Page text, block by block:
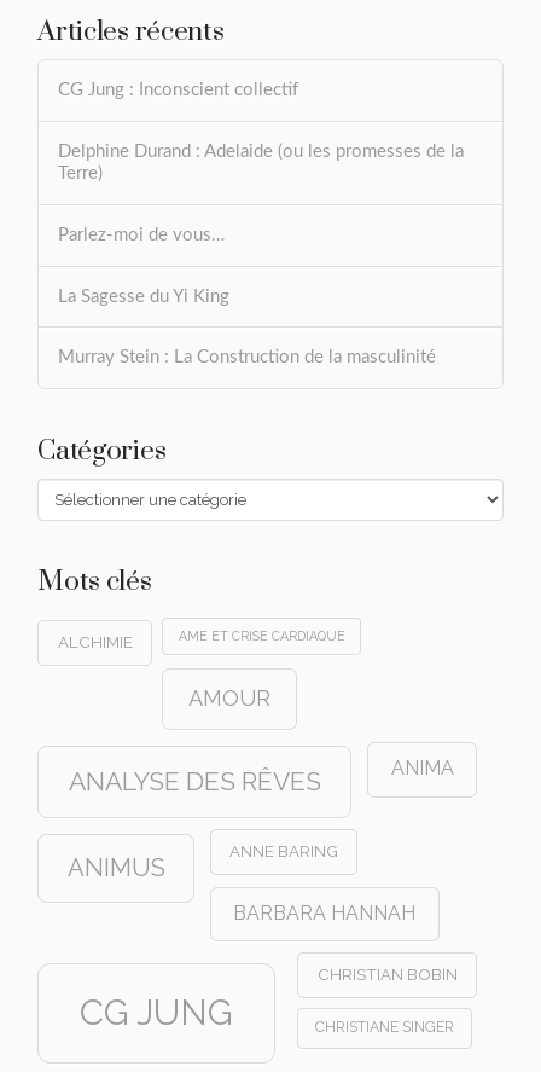
Articles récents
CG Jung : Inconscient collectif
Delphine Durand : Adelaide (ou les promesses de la
Terre)
Parlez-moi de vous…
La Sagesse du Yi King
Murray Stein : La Construction de la masculinité
Catégories
Catégories
Mots clés
ALCHIMIE AME ET CRISE CARDIAQUE
AMOUR
ANALYSE DES RÊVES ANIMA
ANIMUS
ANNE BARING
BARBARA HANNAH
CG JUNG
CHRISTIAN BOBIN
CHRISTIANE SINGER